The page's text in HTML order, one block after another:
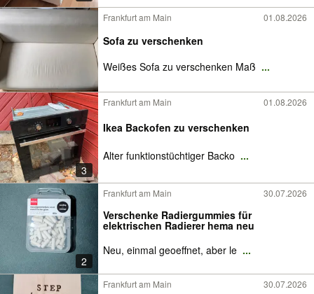
Frankfurt am Main 01.08.2026
Sofa zu verschenken
Weißes Sofa zu verschenken Maß ...
3
Frankfurt am Main 01.08.2026
Ikea Backofen zu verschenken
Alter funktionstüchtiger Backo ...
2
Frankfurt am Main 30.07.2026
Verschenke Radiergummies für
elektrischen Radierer hema neu
Neu, einmal geoeffnet, aber le ...
Frankfurt am Main 30.07.2026